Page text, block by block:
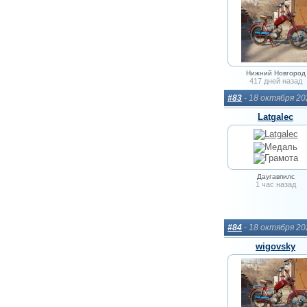
Нижний Новгород
417 дней назад
#83 - 18 октября
Latgalec
Даугавпилс
1 час назад
#84 - 18 октября
wigovsky